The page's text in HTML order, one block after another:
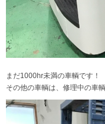
まだ1000hr未満の車輌です！
その他の車輌は、修理中の車